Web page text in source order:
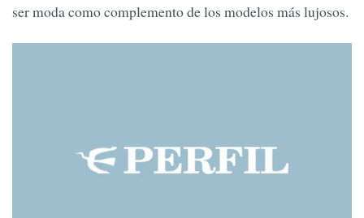
ser moda como complemento de los modelos más lujosos.